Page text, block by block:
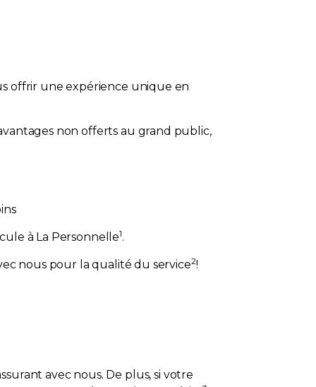
offrir une expérience unique en
non offerts au grand public,
à La Personnelle1.
nous pour la qualité du service2!
avec nous. De plus, si votre